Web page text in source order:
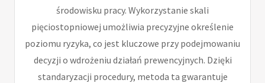
środowisku pracy. Wykorzystanie skali
pięciostopniowej umożliwia precyzyjne określenie
poziomu ryzyka, co jest kluczowe przy podejmowaniu
decyzji o wdrożeniu działań prewencyjnych. Dzięki
standaryzacji procedury, metoda ta gwarantuje